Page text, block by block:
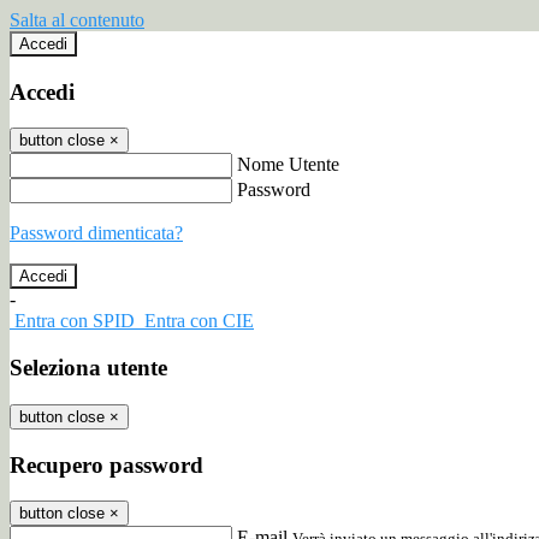
Salta al contenuto
Accedi
Accedi
button close ×
Nome Utente
Password
Password dimenticata?
-
Entra con SPID Entra con CIE
Seleziona utente
button close ×
Recupero password
button close ×